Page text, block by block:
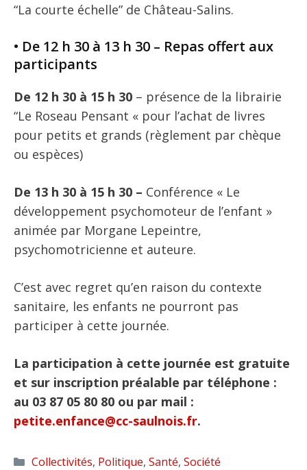
“La courte échelle” de Château-Salins.
• De 12 h 30 à 13 h 30 – Repas offert aux
participants
De 12 h 30 à 15 h 30 – présence de la librairie
“Le Roseau Pensant « pour l’achat de livres
pour petits et grands (règlement par chèque
ou espèces)
De 13 h 30 à 15 h 30 – Conférence « Le
développement psychomoteur de l’enfant »
animée par Morgane Lepeintre,
psychomotricienne et auteure.
C’est avec regret qu’en raison du contexte
sanitaire, les enfants ne pourront pas
participer à cette journée.
La participation à cette journée est gratuite
et sur inscription préalable par téléphone :
au 03 87 05 80 80 ou par mail :
petite.enfance@cc-saulnois.fr.
Catégories
Collectivités, Politique, Santé, Société